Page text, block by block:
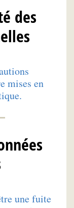
des
mises en
une fuite